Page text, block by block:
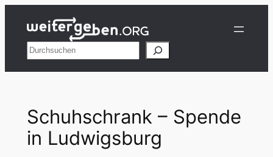
Inhalt
springenSuchen
Schuhschrank – Spende
in Ludwigsburg